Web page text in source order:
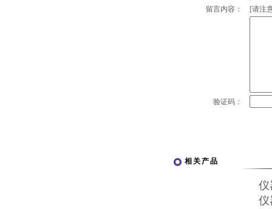
留言内容：
[请注
验证码：
相关产品
仪
仪